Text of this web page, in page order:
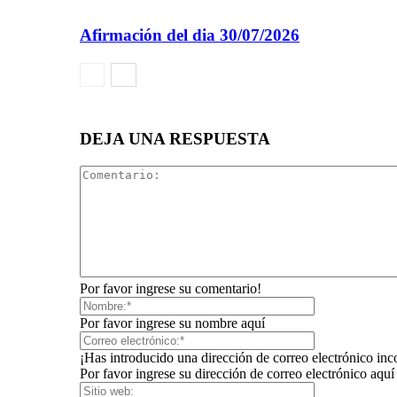
Afirmación del dia 30/07/2026
DEJA UNA RESPUESTA
Por favor ingrese su comentario!
Por favor ingrese su nombre aquí
¡Has introducido una dirección de correo electrónico
Por favor ingrese su dirección de correo electrónico aquí